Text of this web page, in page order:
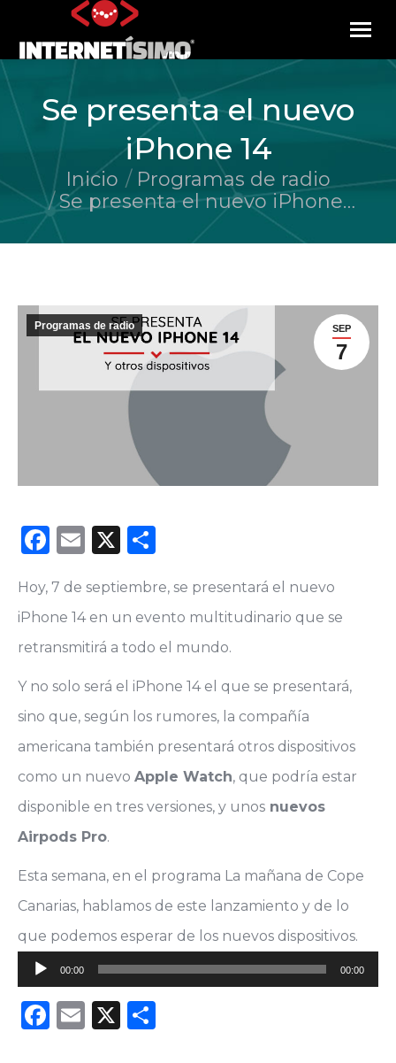
Se presenta el nuevo
iPhone 14
Estás aquí:Inicio
Programas de radio
Se presenta el nuevo iPhone…
SEP
7
Programas de radio
Facebook
Email
X
Hoy, 7 de septiembre, se presentará el nuevo
iPhone 14 en un evento multitudinario que se
retransmitirá a todo el mundo.
Y no solo será el iPhone 14 el que se presentará,
sino que, según los rumores, la compañía
americana también presentará otros dispositivos
como un nuevo Apple Watch, que podría estar
disponible en tres versiones, y unos nuevos
Airpods Pro.
Esta semana, en el programa La mañana de Cope
Canarias, hablamos de este lanzamiento y de lo
que podemos esperar de los nuevos dispositivos.
Reproductor
audio
00:00 00:00
Facebook
Email
X